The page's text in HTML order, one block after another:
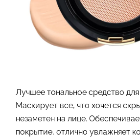
Лучшее тональное средство
Маскирует все, что хочется
незаметен на лице.
покрытие, отлично увлажняет